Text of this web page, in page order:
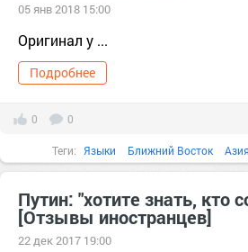
05 янв 2018 15:00
Оригинал у ...
Подробнее
0 0
Теги: Языки Ближний Восток Азия
Путин: "хотите знать, кто
[Отзывы иностранцев]
22 дек 2017 19:00